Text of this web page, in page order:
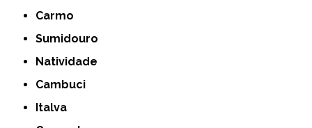
Carmo
Sumidouro
Natividade
Cambuci
Italva